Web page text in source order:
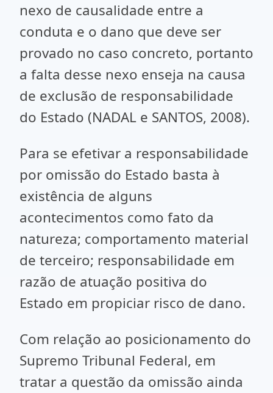
nexo de causalidade entre a
conduta e o dano que deve ser
provado no caso concreto, portanto
a falta desse nexo enseja na causa
de exclusão de responsabilidade
do Estado (NADAL e SANTOS, 2008).
Para se efetivar a responsabilidade
por omissão do Estado basta à
existência de alguns
acontecimentos como fato da
natureza; comportamento material
de terceiro; responsabilidade em
razão de atuação positiva do
Estado em propiciar risco de dano.
Com relação ao posicionamento do
Supremo Tribunal Federal, em
tratar a questão da omissão ainda